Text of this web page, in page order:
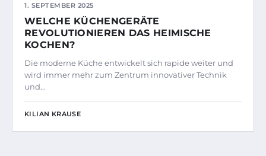
1. SEPTEMBER 2025
WELCHE KÜCHENGERÄTE
REVOLUTIONIEREN DAS HEIMISCHE
KOCHEN?
Die moderne Küche entwickelt sich rapide weiter und
wird immer mehr zum Zentrum innovativer Technik
und…
KILIAN KRAUSE